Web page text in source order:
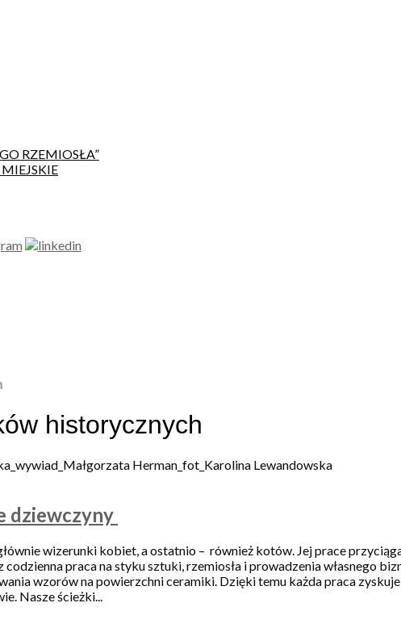
RZEMIOSŁA”
historycznych
dziewczyny
wizerunki kobiet, a ostatnio – również kotów. Jej prace
praca na styku sztuki, rzemiosła i prowadzenia własnego
wzorów na powierzchni ceramiki. Dzięki temu każda praca
Nasze ścieżki...